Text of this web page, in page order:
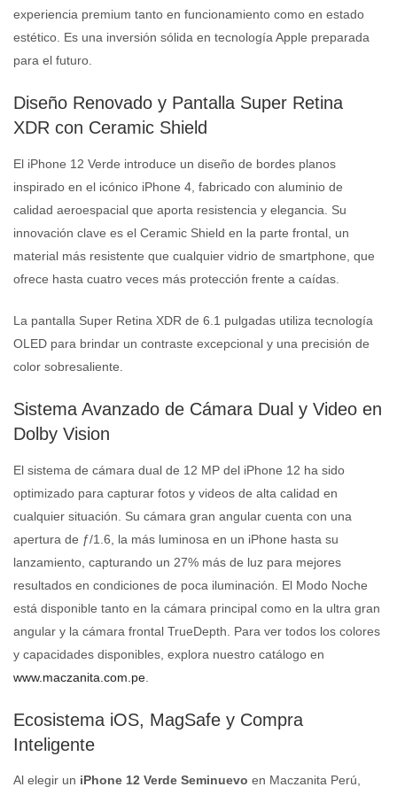
experiencia premium tanto en funcionamiento como en estado
estético. Es una inversión sólida en tecnología Apple preparada
para el futuro.
Diseño Renovado y Pantalla Super Retina
XDR con Ceramic Shield
El iPhone 12 Verde introduce un diseño de bordes planos
inspirado en el icónico iPhone 4, fabricado con aluminio de
calidad aeroespacial que aporta resistencia y elegancia. Su
innovación clave es el Ceramic Shield en la parte frontal, un
material más resistente que cualquier vidrio de smartphone, que
ofrece hasta cuatro veces más protección frente a caídas.
La pantalla Super Retina XDR de 6.1 pulgadas utiliza tecnología
OLED para brindar un contraste excepcional y una precisión de
color sobresaliente.
Sistema Avanzado de Cámara Dual y Video en
Dolby Vision
El sistema de cámara dual de 12 MP del iPhone 12 ha sido
optimizado para capturar fotos y videos de alta calidad en
cualquier situación. Su cámara gran angular cuenta con una
apertura de ƒ/1.6, la más luminosa en un iPhone hasta su
lanzamiento, capturando un 27% más de luz para mejores
resultados en condiciones de poca iluminación. El Modo Noche
está disponible tanto en la cámara principal como en la ultra gran
angular y la cámara frontal TrueDepth. Para ver todos los colores
y capacidades disponibles, explora nuestro catálogo en
www.maczanita.com.pe
Ecosistema iOS, MagSafe y Compra
Inteligente
Al elegir un iPhone 12 Verde Seminuevo en Maczanita Perú,